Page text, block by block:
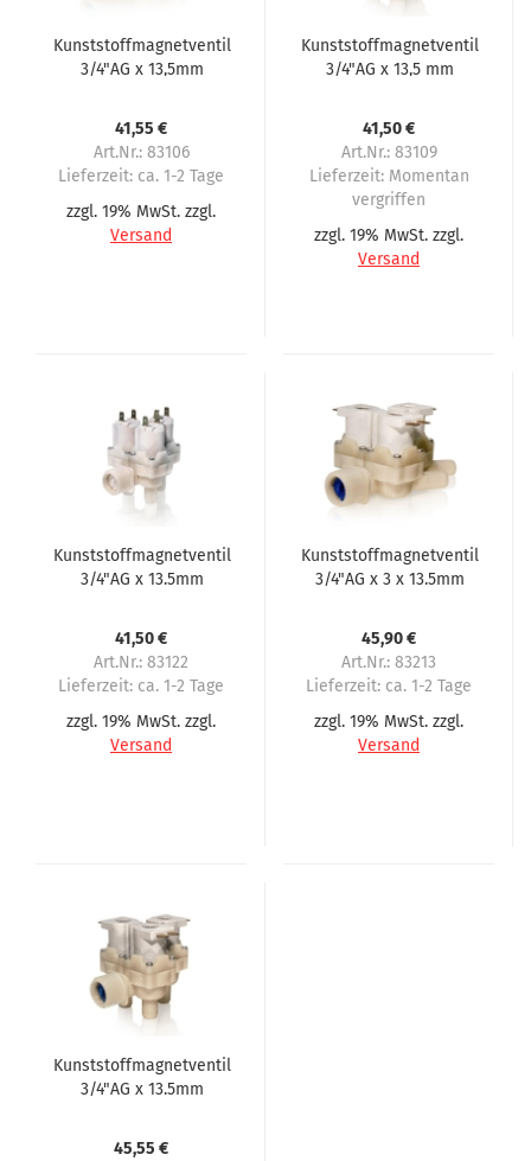
Kunststoffmagnetventil
3/4"AG x 13,5mm
41,55 €
Art.Nr.: 83106
Lieferzeit: ca. 1-2 Tage
zzgl. 19% MwSt. zzgl.
Versand
Kunststoffmagnetventil
3/4"AG x 13,5 mm
41,50 €
Art.Nr.: 83109
Lieferzeit: Momentan
vergriffen
zzgl. 19% MwSt. zzgl.
Versand
Kunststoffmagnetventil
3/4"AG x 13.5mm
41,50 €
Art.Nr.: 83122
Lieferzeit: ca. 1-2 Tage
zzgl. 19% MwSt. zzgl.
Versand
Kunststoffmagnetventil
3/4"AG x 3 x 13.5mm
45,90 €
Art.Nr.: 83213
Lieferzeit: ca. 1-2 Tage
zzgl. 19% MwSt. zzgl.
Versand
Kunststoffmagnetventil
3/4"AG x 13.5mm
45,55 €